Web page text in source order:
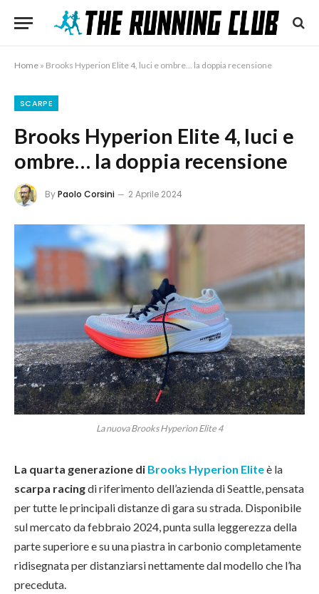
Home » Brooks Hyperion Elite 4, luci e ombre… la doppia recensione
SCARPE
Brooks Hyperion Elite 4, luci e
ombre… la doppia recensione
ByPaolo Corsini 2 Aprile 2024
La nuova Brooks Hyperion Elite 4
La quarta generazione di Brooks Hyperion Eliteè la
scarpa racingdi riferimento dell’azienda di Seattle, pensata
per tutte le principali distanze di gara su strada. Disponibile
sul mercato da febbraio 2024, punta sulla leggerezza della
parte superiore e su una piastra in carbonio completamente
ridisegnata per distanziarsi nettamente dal modello che l’ha
preceduta.